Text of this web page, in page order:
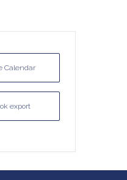
Calendar
export